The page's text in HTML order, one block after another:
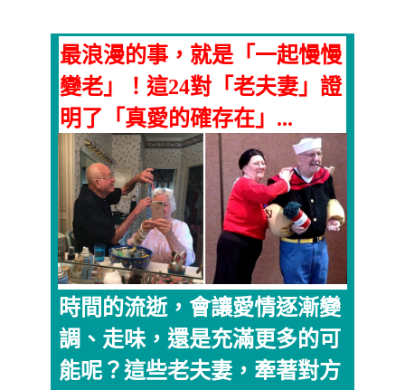
最浪漫的事，就是「一起慢慢
變老」！這24對「老夫妻」證
明了「真愛的確存在」...
時間的流逝，會讓愛情逐漸變
調、走味，還是充滿更多的可
能呢？這些老夫妻，牽著對方